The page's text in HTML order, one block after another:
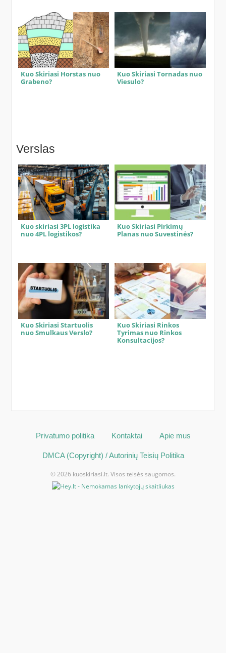
Kuo Skiriasi Horstas nuo
Grabeno?
Kuo Skiriasi Tornadas nuo
Viesulo?
Verslas
Kuo skiriasi 3PL logistika
nuo 4PL logistikos?
Kuo Skiriasi Pirkimų
Planas nuo Suvestinės?
Kuo Skiriasi Startuolis
nuo Smulkaus Verslo?
Kuo Skiriasi Rinkos
Tyrimas nuo Rinkos
Konsultacijos?
Privatumo politika Kontaktai Apie mus
DMCA (Copyright) / Autorinių Teisių Politika
© 2026 kuoskiriasi.lt. Visos teisės saugomos.